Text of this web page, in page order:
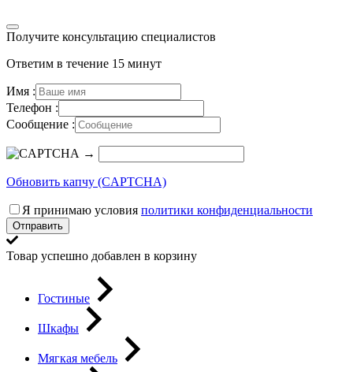
Получите консультацию специалистов
Ответим в течение 15 минут
Имя :
Телефон :
Сообщение :
→
Обновить капчу (CAPTCHA)
Я принимаю условия политики конфиденциальности
Отправить
Товар успешно добавлен в корзину
Гостиные
Шкафы
Мягкая мебель